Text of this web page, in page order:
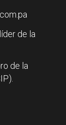
de la
de la